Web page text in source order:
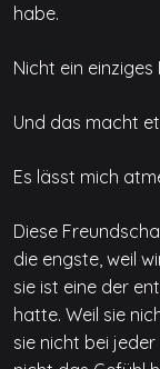
habe.
Nicht ein einziges
Und das macht
Es lässt mich
Diese
die engste, weil
sie ist eine der
hatte. Weil sie
sie nicht bei